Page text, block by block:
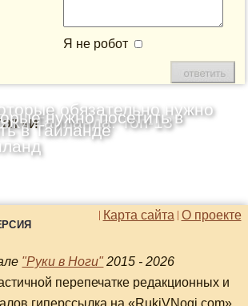
Я не робот
Таиланда: Топ-13
обязательно нужно
в Таиланде
нужно посетить в
О проекте
Карта сайта
"Руки в Ноги" 2015 - 2026
перепечатке редакционных и
гиперссылка на «RukiVNogi.com»